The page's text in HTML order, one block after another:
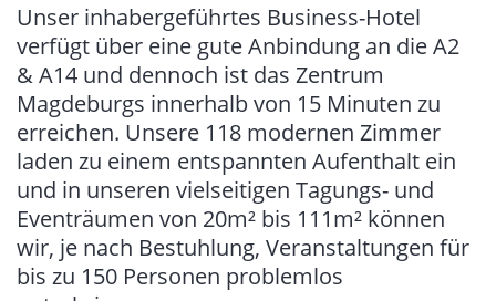
Unser inhabergeführtes Business-Hotel
verfügt über eine gute Anbindung an die A2
& A14 und dennoch ist das Zentrum
Magdeburgs innerhalb von 15 Minuten zu
erreichen. Unsere 118 modernen Zimmer
laden zu einem entspannten Aufenthalt ein
und in unseren vielseitigen Tagungs- und
Eventräumen von 20m² bis 111m² können
wir, je nach Bestuhlung, Veranstaltungen für
bis zu 150 Personen problemlos